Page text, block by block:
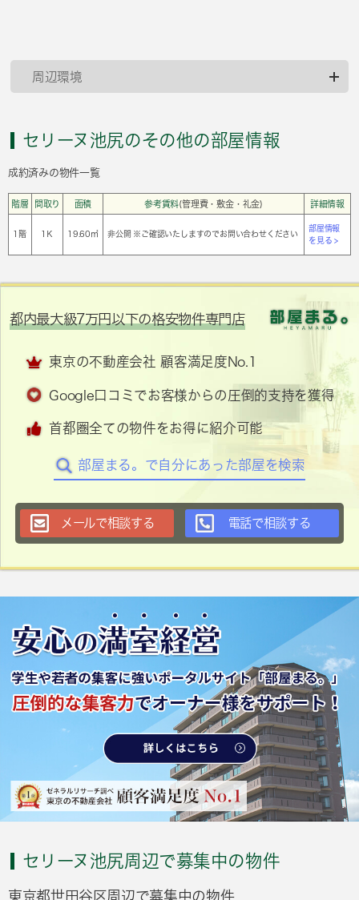
周辺環境
セリーヌ池尻のその他の部屋情報
成約済みの物件一覧
階層 間取り 面積 参考賃料(管理費・敷金・礼金) 詳細情報
1階 1Ｋ 19.60㎡ 非公開 ※ご確認いたしますのでお問い合わせください
部屋情報
を見る >
都内最大級7万円以下の格安物件専門店
東京の不動産会社 顧客満足度No.1
Google口コミでお客様からの圧倒的支持を獲得
首都圏全ての物件をお得に紹介可能
部屋まる。で自分にあった部屋を検索
メールで相談する 電話で相談する
セリーヌ池尻周辺で募集中の物件
東京都世田谷区周辺で募集中の物件